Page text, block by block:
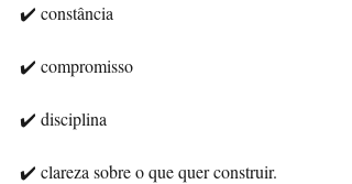
✔️ constância
✔️ compromisso
✔️ disciplina
✔️ clareza sobre o que quer construir.